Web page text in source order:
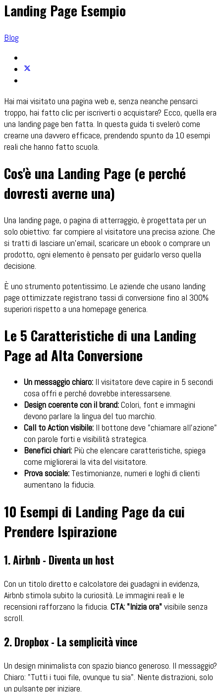
Landing Page Esempio
Blog
Hai mai visitato una pagina web e, senza neanche pensarci
troppo, hai fatto clic per iscriverti o acquistare? Ecco, quella era
una landing page ben fatta. In questa guida ti svelerò come
crearne una davvero efficace, prendendo spunto da 10 esempi
reali che hanno fatto scuola.
Cos'è una Landing Page (e perché
dovresti averne una)
Una landing page, o pagina di atterraggio, è progettata per un
solo obiettivo: far compiere al visitatore una precisa azione. Che
si tratti di lasciare un'email, scaricare un ebook o comprare un
prodotto, ogni elemento è pensato per guidarlo verso quella
decisione.
È uno strumento potentissimo. Le aziende che usano landing
page ottimizzate registrano tassi di conversione fino al 300%
superiori rispetto a una homepage generica.
Le 5 Caratteristiche di una Landing
Page ad Alta Conversione
Un messaggio chiaro: Il visitatore deve capire in 5 secondi
cosa offri e perché dovrebbe interessarsene.
Design coerente con il brand:Colori, font e immagini
devono parlare la lingua del tuo marchio.
Call to Action visibile: Il bottone deve "chiamare all'azione"
con parole forti e visibilità strategica.
Benefici chiari: Più che elencare caratteristiche, spiega
come migliorerai la vita del visitatore.
Prova sociale: Testimonianze, numeri e loghi di clienti
aumentano la fiducia.
10 Esempi di Landing Page da cui
Prendere Ispirazione
1. Airbnb - Diventa un host
Con un titolo diretto e calcolatore dei guadagni in evidenza,
Airbnb stimola subito la curiosità. Le immagini reali e le
recensioni rafforzano la fiducia. CTA: "Inizia ora"visibile senza
scroll.
2. Dropbox - La semplicità vince
Un design minimalista con spazio bianco generoso. Il messaggio?
Chiaro: "Tutti i tuoi file, ovunque tu sia". Niente distrazioni, solo
un pulsante per iniziare.